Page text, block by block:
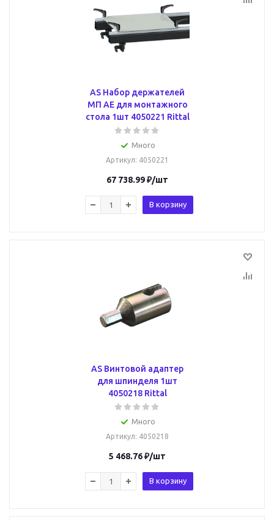
AS Набор держателей
МП АЕ для монтажного
стола 1шт 4050221 Rittal
Много
Артикул: 4050221
67 738.99₽/шт
В корзину
AS Винтовой адаптер
для шпинделя 1шт
4050218 Rittal
Много
Артикул: 4050218
5 468.76₽/шт
В корзину